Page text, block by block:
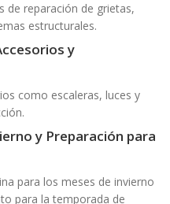
de reparación de grietas,
estructurales.
y
como escaleras, luces y
y Preparación para
para los meses de invierno
para la temporada de